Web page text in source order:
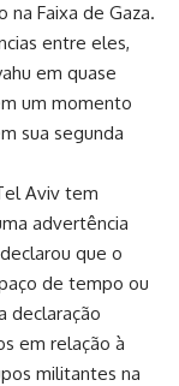
Faixa de Gaza.
entre eles,
em quase
um momento
sua segunda
Aviv tem
advertência
que o
de tempo ou
declaração
em relação à
militantes na